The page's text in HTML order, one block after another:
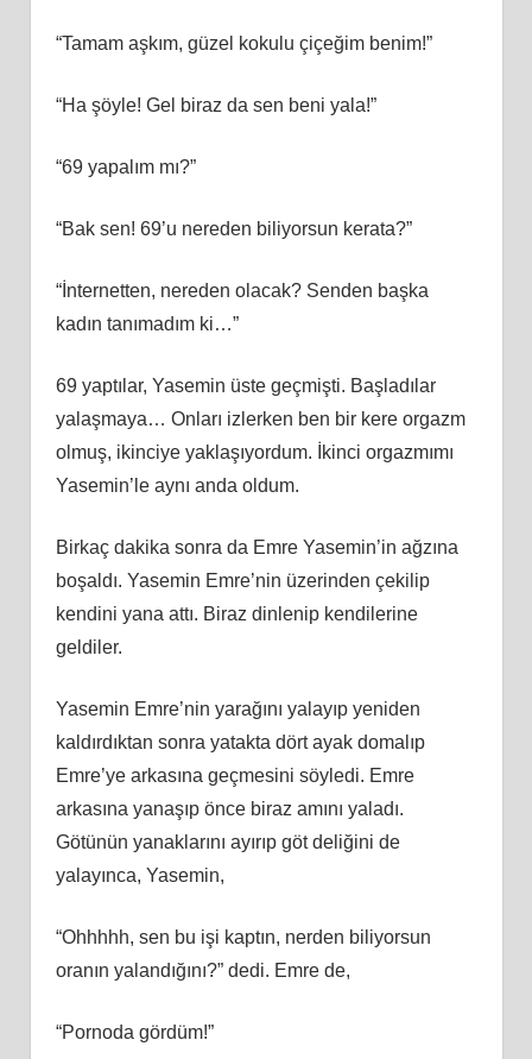
“Tamam aşkım, güzel kokulu çiçeğim benim!”
“Ha şöyle! Gel biraz da sen beni yala!”
“69 yapalım mı?”
“Bak sen! 69’u nereden biliyorsun kerata?”
“İnternetten, nereden olacak? Senden başka
kadın tanımadım ki…”
69 yaptılar, Yasemin üste geçmişti. Başladılar
yalaşmaya… Onları izlerken ben bir kere orgazm
olmuş, ikinciye yaklaşıyordum. İkinci orgazmımı
Yasemin’le aynı anda oldum.
Birkaç dakika sonra da Emre Yasemin’in ağzına
boşaldı. Yasemin Emre’nin üzerinden çekilip
kendini yana attı. Biraz dinlenip kendilerine
geldiler.
Yasemin Emre’nin yarağını yalayıp yeniden
kaldırdıktan sonra yatakta dört ayak domalıp
Emre’ye arkasına geçmesini söyledi. Emre
arkasına yanaşıp önce biraz amını yaladı.
Götünün yanaklarını ayırıp göt deliğini de
yalayınca, Yasemin,
“Ohhhhh, sen bu işi kaptın, nerden biliyorsun
oranın yalandığını?” dedi. Emre de,
“Pornoda gördüm!”